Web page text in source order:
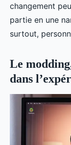
changement
partie en une
surtout,
Le
dans